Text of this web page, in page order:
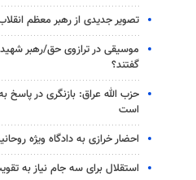
تصویر جدیدی از رهبر معظم
موسیقی در ترازوی حق/رهبر
گفتند؟
حزب الله عراق: بازنگری در پاسخ
است
احضار خرازی به دادگاه ویژه
استقلال برای سه جام نیاز به